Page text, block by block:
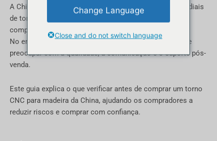
A China se tornou um dos principais fornecedores mundiais
de tornos CNC para madeira, oferecendo preços
competitivos e personalização flexível.
No entanto, os compradores estrangeiros costumam se
preocupar com a qualidade, a comunicação e o suporte pós-
venda.
Este guia explica o que verificar antes de comprar um torno
CNC para madeira da China, ajudando os compradores a
reduzir riscos e comprar com confiança.
Change Language
Close and do not switch language